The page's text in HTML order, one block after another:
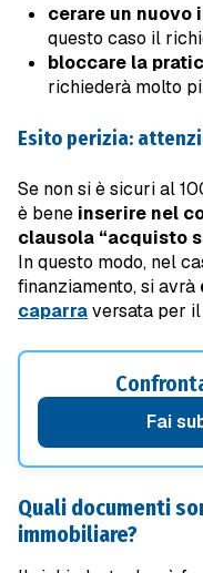
cerare un nuovo
questo caso il
bloccare la
richiederà molto
Esito perizia:
Se non si è sicuri al
è bene inserire nel
clausola “acquisto
In questo modo, nel
finanziamento, si avrà
caparraversata per
Fai
Quali documenti
immobiliare?